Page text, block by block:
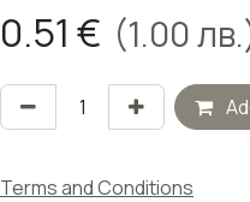
0.51 € (1.00
Terms and Conditions